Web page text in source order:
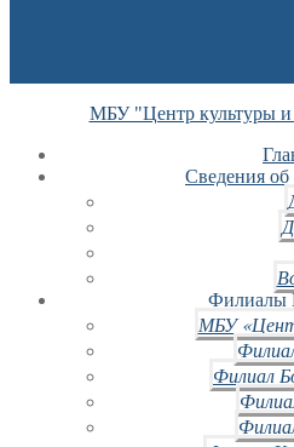
МБУ "Центр культуры и
Сведения об
МБУ
Филиал